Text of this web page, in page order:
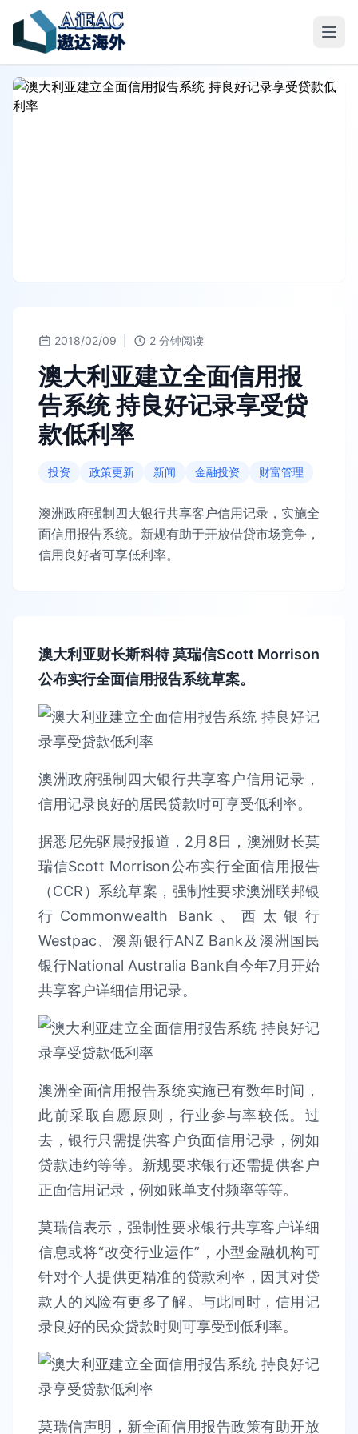
2018/02/09 2 分钟阅读
澳大利亚建立全面信用报
告系统 持良好记录享受贷
款低利率
投资 政策更新 新闻 金融投资 财富管理
澳洲政府强制四大银行共享客户信用记录，实施全
面信用报告系统。新规有助于开放借贷市场竞争，
信用良好者可享低利率。
澳大利亚财长斯科特 莫瑞信Scott Morrison
公布实行全面信用报告系统草案。
澳洲政府强制四大银行共享客户信用记录，
信用记录良好的居民贷款时可享受低利率。
据悉尼先驱晨报报道，2月8日，澳洲财长莫
瑞信Scott Morrison公布实行全面信用报告
（CCR）系统草案，强制性要求澳洲联邦银
行Commonwealth Bank、西太银行
Westpac、澳新银行ANZ Bank及澳洲国民
银行National Australia Bank自今年7月开始
共享客户详细信用记录。
澳洲全面信用报告系统实施已有数年时间，
此前采取自愿原则，行业参与率较低。过
去，银行只需提供客户负面信用记录，例如
贷款违约等等。新规要求银行还需提供客户
正面信用记录，例如账单支付频率等等。
莫瑞信表示，强制性要求银行共享客户详细
信息或将“改变行业运作”，小型金融机构可
针对个人提供更精准的贷款利率，因其对贷
款人的风险有更多了解。与此同时，信用记
录良好的民众贷款时则可享受到低利率。
莫瑞信声明，新全面信用报告政策有助开放